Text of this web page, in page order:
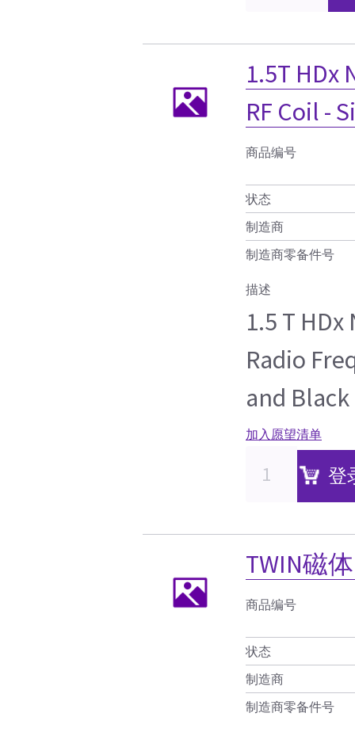
1.5T HDx
RF Coil -
商品编号
状态
制造商
制造商零备件号
描述
1.5 T
Radio
and Black
加入愿望清单
登
TWIN磁
商品编号
状态
制造商
制造商零备件号